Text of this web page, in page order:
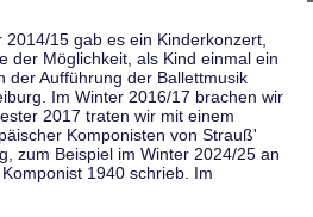
15 gab es ein Kinderkonzert,
der Möglichkeit, als Kind einmal ein
der Aufführung der Ballettmusik
Im Winter 2016/17 brachen wir
2017 traten wir mit einem
Komponisten von Strauß'
zum Beispiel im Winter 2024/25 an
1940 schrieb. Im